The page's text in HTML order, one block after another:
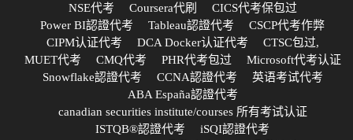
NSE代考
Coursera代刷
CICS代考保包过
Power BI認證代考
Tableau認證代考
CSCP代考作弊
CIPM认证代考
DCA Docker认证代考
CTSC包过,
MUET代考
CMQ代考 PHR代考包过
Microsoft代考认证
Snowflake認證代考
CCNA認證代考
英语考试代考
ABA España認證代考
canadian securities institute/courses 所有考试认证
ISTQB®認證代考
iSQI認證代考